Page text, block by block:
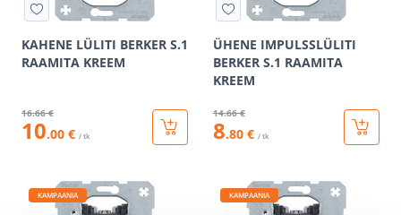
KAHENE LÜLITI BERKER S.1
RAAMITA KREEM
16.66 €
10.00 € / tk
ÜHENE IMPULSSLÜLITI
BERKER S.1 RAAMITA
KREEM
14.66 €
8.80 € / tk
KAMPAANIA KAMPAANIA